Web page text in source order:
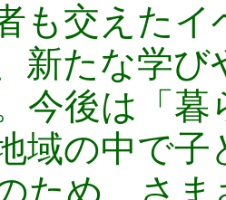
も交えた
新たな学
今後は「
域の中で
ため、さ